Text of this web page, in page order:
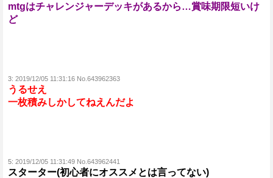
mtgはチャレンジャーデッキがあるから…賞味期限短いけ
ど
3: 2019/12/05 11:31:16 No.643962363
うるせえ
一枚積みしかしてねえんだよ
5: 2019/12/05 11:31:49 No.643962441
スターター(初心者にオススメとは言ってない)